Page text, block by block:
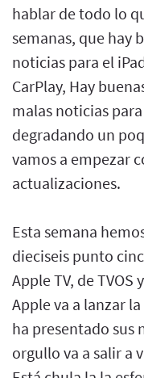
hablar de todo lo
semanas, que hay
noticias para el
CarPlay, Hay
malas noticias
degradando un
vamos a empezar
actualizaciones.
Esta semana
dieciseis punto
Apple TV, de TVOS
Apple va a lanzar
ha presentado sus
orgullo va a salir a